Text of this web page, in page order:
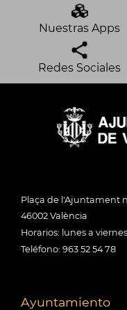
Nuestras Apps
Redes Sociales
Plaça de l'Ajuntament
46002 València
Horarios: lunes a
Teléfono: 963 52 54 78
Ayuntamiento